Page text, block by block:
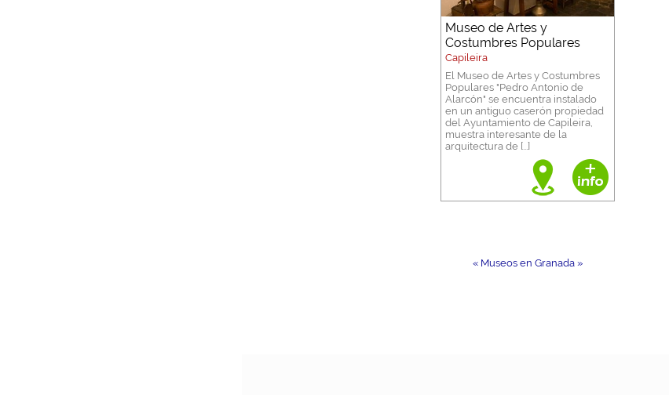
Museo de Artes y
Costumbres Populares
Capileira
El Museo de Artes y Costumbres
Populares "Pedro Antonio de
Alarcón" se encuentra instalado
en un antiguo caserón propiedad
del Ayuntamiento de Capileira,
muestra interesante de la
arquitectura de [...]
« Museos en Granada »